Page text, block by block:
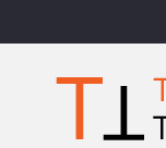
to
content